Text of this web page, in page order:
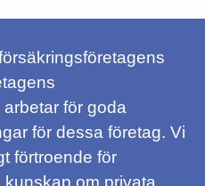
för goda
för dessa företag. Vi
förtroende för
om privata